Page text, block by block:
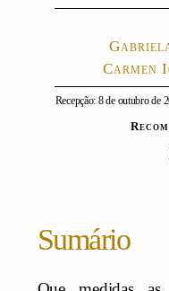
Carmen
Recepção: 8 de outubro de
Sumário